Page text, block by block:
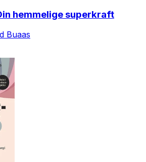
hemmelige superkraft
Buaas